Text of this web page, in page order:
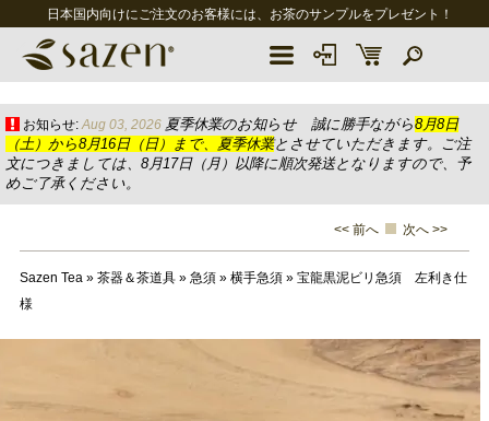
日本国内向けにご注文のお客様には、お茶のサンプルをプレゼント！
お知らせ: Aug 03, 2026 夏季休業のお知らせ 誠に勝手ながら8月8日
（土）から8月16日（日）まで、夏季休業とさせていただきます。ご注
文につきましては、8月17日（月）以降に順次発送となりますので、予
めご了承ください。
<< 前へ 次へ >>
Sazen Tea» 茶器＆茶道具» 急須» 横手急須» 宝龍黒泥ビリ急須 左利き仕
様